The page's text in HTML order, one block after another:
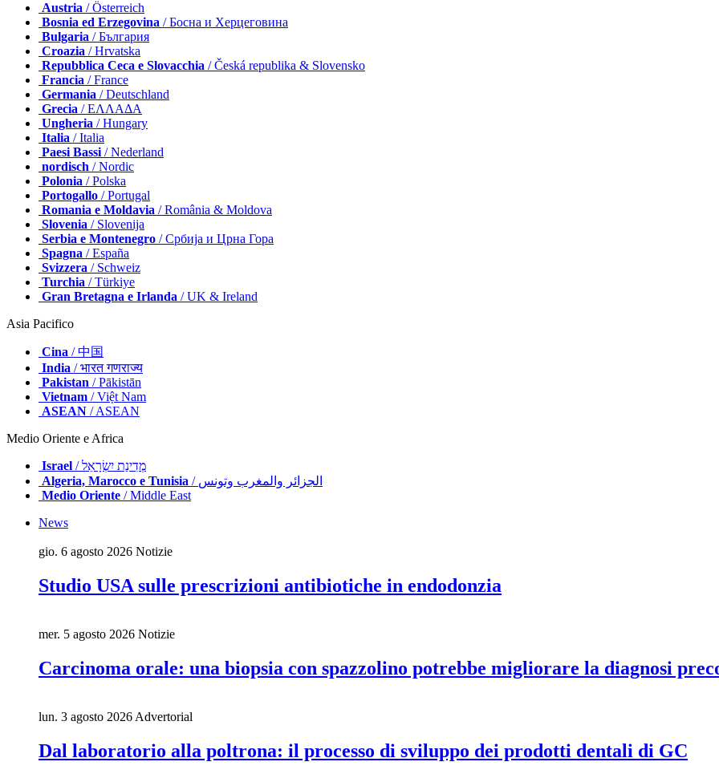
Austria / Österreich
Bosnia ed Erzegovina / Босна и Херцеговина
Bulgaria / България
Croazia / Hrvatska
Repubblica Ceca e Slovacchia / Česká republika & Slovensko
Francia / France
Germania / Deutschland
Grecia / ΕΛΛΑΔΑ
Ungheria / Hungary
Italia / Italia
Paesi Bassi/ Nederland
nordisch / Nordic
Polonia / Polska
Portogallo / Portugal
Romania e Moldavia / România & Moldova
Slovenia / Slovenija
Serbia e Montenegro / Србија и Црна Гора
Spagna / España
Svizzera / Schweiz
Turchia / Türkiye
Gran Bretagna e Irlanda / UK & Ireland
Asia Pacifico
Cina / 中国
India / भारत गणराज्य
Pakistan / Pākistān
Vietnam / Việt Nam
ASEAN / ASEAN
Medio Oriente e Africa
Israel
/ מְדִינַת יִשְׂרָאֵל
Algeria, Marocco e Tunisia
/ الجزائر والمغرب وتونس
Medio Oriente / Middle East
News
gio. 6 agosto 2026 Notizie
Studio USA sulle prescrizioni antibiotiche in endodonzia
mer. 5 agosto 2026 Notizie
Carcinoma orale: una biopsia con spazzolino potrebbe migliorare la diagnosi
lun. 3 agosto 2026 Advertorial
Dal laboratorio alla poltrona: il processo di sviluppo dei prodotti dentali di GC